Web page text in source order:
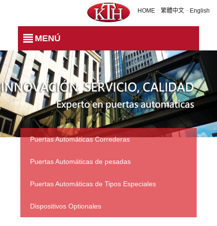
IW-6E PUERTA BATIENTE
HOME ． 繁體中文 ． English
MENÚ
Puertas Automáticas Correderas
Puertas Automáticas de pesadas
Puertas Automáticas de Tipos Especiales
Dispositivos Optionales